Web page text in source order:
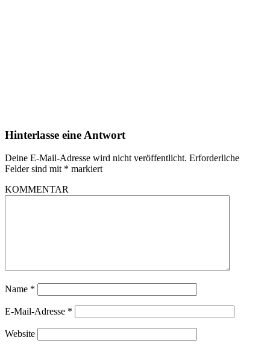
Hinterlasse eine Antwort
Deine E-Mail-Adresse wird nicht veröffentlicht. Erforderliche
Felder sind mit * markiert
KOMMENTAR
Name *
E-Mail-Adresse *
Website